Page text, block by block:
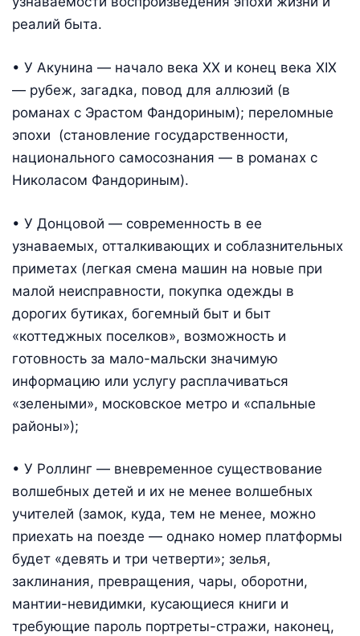
реалий быта.
• У Акунина — начало века ХХ и конец века ХIХ
— рубеж, загадка, повод для аллюзий (в
романах с Эрастом Фандориным); переломные
эпохи (становление государственности,
национального самосознания — в романах с
Николасом Фандориным).
• У Донцовой — современность в ее
узнаваемых, отталкивающих и соблазнительных
приметах (легкая смена машин на новые при
малой неисправности, покупка одежды в
дорогих бутиках, богемный быт и быт
«коттеджных поселков», возможность и
готовность за мало-мальски значимую
информацию или услугу расплачиваться
«зелеными», московское метро и «спальные
районы»);
• У Роллинг — вневременное существование
волшебных детей и их не менее волшебных
учителей (замок, куда, тем не менее, можно
приехать на поезде — однако номер платформы
будет «девять и три четверти»; зелья,
заклинания, превращения, чары, оборотни,
мантии-невидимки, кусающиеся книги и
требующие пароль портреты-стражи, наконец,